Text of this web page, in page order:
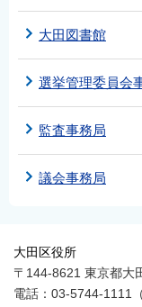
大田図書館
選挙管理委員会
監査事務局
議会事務局
大田区役所
〒144-8621 東京都
電話：03-5744-1111（